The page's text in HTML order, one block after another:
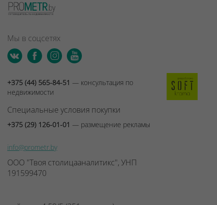
Мы в соцсетях
+375 (44) 565-84-51 — консультация по
недвижимости
Специальные условия покупки
+375 (29) 126-01-01 — размещение рекламы
info@prometr.by
ООО "Твоя столицааналитикс", УНП
191599470